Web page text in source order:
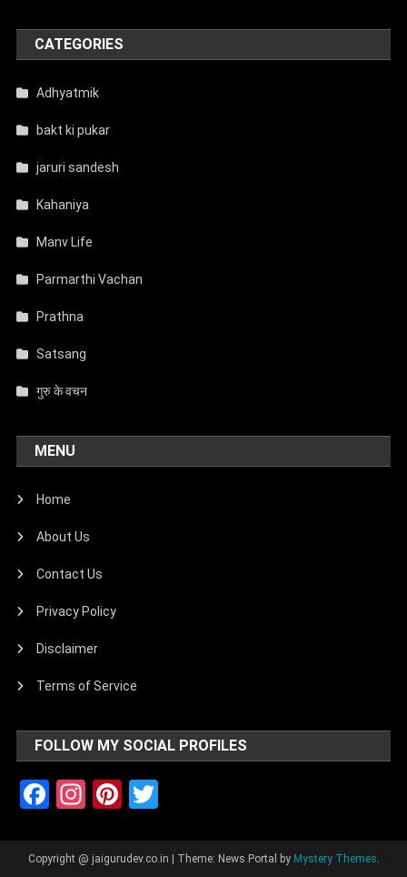
CATEGORIES
Adhyatmik
bakt ki pukar
jaruri sandesh
Kahaniya
Manv Life
Parmarthi Vachan
Prathna
Satsang
गुरु के वचन
MENU
Home
About Us
Contact Us
Privacy Policy
Disclaimer
Terms of Service
FOLLOW MY SOCIAL PROFILES
Facebook
Instagram
Pinterest
Copyright @ jaigurudev.co.in | Theme: News Portal by Mystery Themes